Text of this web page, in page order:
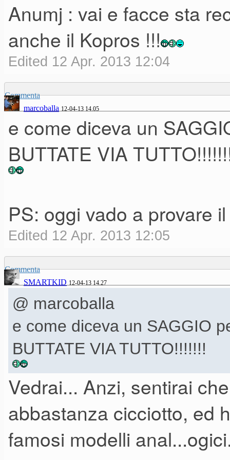
Anumj : vai e facce sta
anche il Kopros !!!
Edited 12 Apr. 2013 12:04
Commenta
marcoballa 12-04-13 14.05
e come diceva un
BUTTATE VIA
PS: oggi vado a provare
Edited 12 Apr. 2013 12:05
Commenta
SMARTKID 12-04-13 14.27
@ marcoballa
e come diceva un SAGGIO
BUTTATE VIA TUTTO!!!!!!!
PS: oggi vado a provare il
Edited 12 Apr. 2013 12:05
Vedrai... Anzi, sentirai
abbastanza cicciotto, ed
famosi modelli